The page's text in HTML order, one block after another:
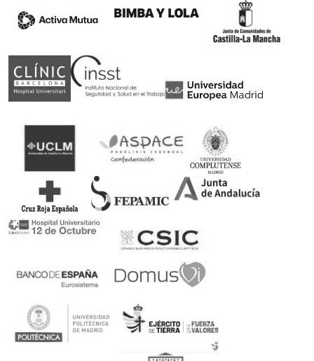
Somos patrocinadores de deporte adaptado
Rubén Castilla, Oscar Egéa y Victor Carretón son
nuestros embajadores
Ortopedia concertada con el Servicio Andaluz de
Podrás canjear tu receta en nuestra ortopedia
100% Pago seguro
Encriptación SSL de último nivel con múltiples
formas de pago
Devolución en 14 días sin compromiso